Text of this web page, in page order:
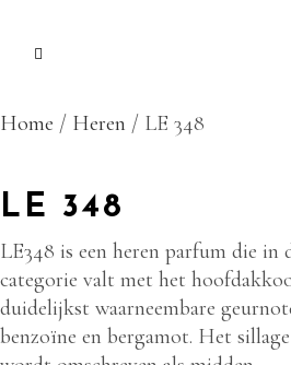
Home / Heren / LE 348
LE 348
LE348 is een heren parfum die in
categorie valt met het
duidelijkst waarneembare
benzoïne en bergamot. Het